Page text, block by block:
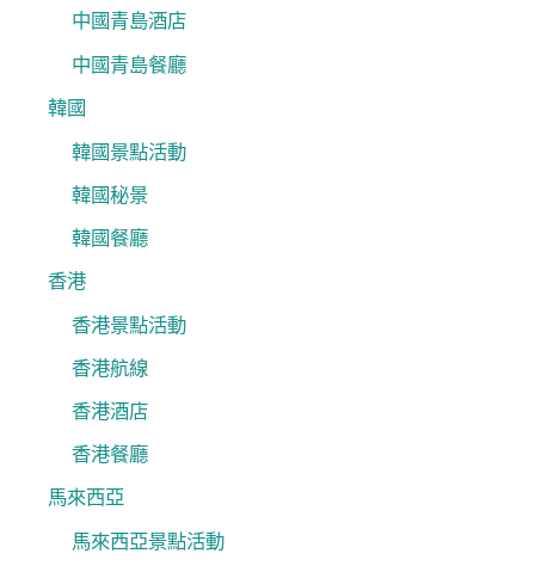
中國青島酒店
中國青島餐廳
韓國
韓國景點活動
韓國秘景
韓國餐廳
香港
香港景點活動
香港航線
香港酒店
香港餐廳
馬來西亞
馬來西亞景點活動